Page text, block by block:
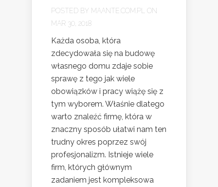
POSTED BY MAANTE.COM.PL
ON
MAR 30, 2018
Każda osoba, która
zdecydowała się na budowę
własnego domu zdaje sobie
sprawę z tego jak wiele
obowiązków i pracy wiążę się z
tym wyborem. Właśnie dlatego
warto znaleźć firmę, która w
znaczny sposób ułatwi nam ten
trudny okres poprzez swój
profesjonalizm. Istnieje wiele
firm, których głównym
zadaniem jest kompleksowa